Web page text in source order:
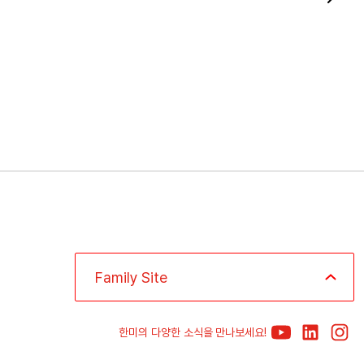
Family Site
한미의 다양한 소식을 만나보세요!